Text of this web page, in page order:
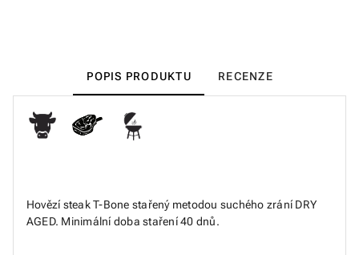
POPIS PRODUKTU RECENZE
Hovězí steak T-Bone stařený metodou suchého zrání DRY
AGED. Minimální doba staření 40 dnů.